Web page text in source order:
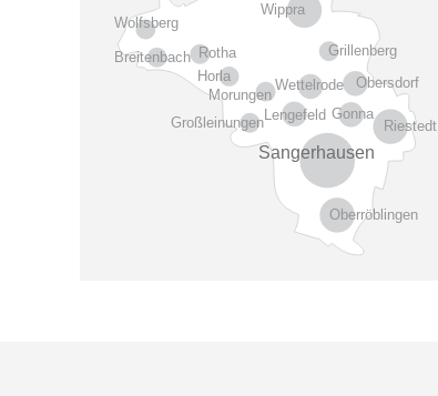
Riestedt
Gonna
Obersdorf
Grillenberg
Wippra
Wolfsberg
Rotha
Breitenbach
Horla
Morungen
Wettelrode
Lengefeld
Großleinungen
Sangerhausen
Oberröblingen